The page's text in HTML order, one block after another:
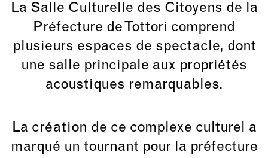
La Salle Culturelle des Citoyens de la
Préfecture de Tottori comprend
plusieurs espaces de spectacle, dont
une salle principale aux propriétés
acoustiques remarquables.
La création de ce complexe culturel a
marqué un tournant pour la préfecture